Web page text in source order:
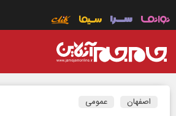
اصفهان عمومی